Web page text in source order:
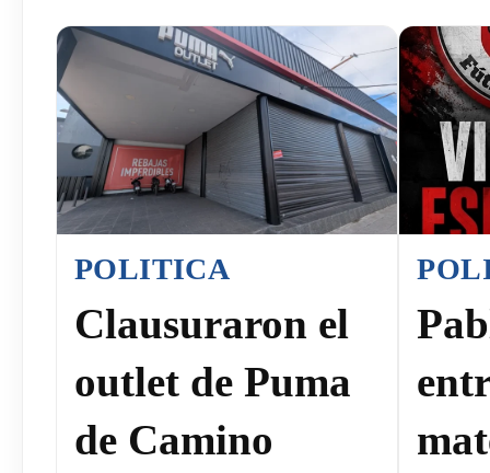
POLITICA
Clausuraron el
outlet de Puma
de Camino